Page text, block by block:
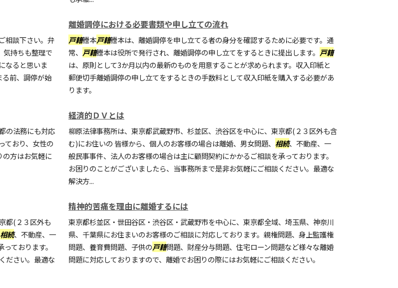
相談下さい。弁
気持ちも整理で
なると思いま
る前、調停が始
離婚調停における必要書類や申し立ての流れ
戸籍謄本戸籍謄本は、離婚調停を申し立てる者の身分を確認するために必要です。通
常、 戸籍謄本は役所で発行され、離婚調停の申し立てをするときに提出します。 戸籍
は、原則として3か月以内の最新のものを用意することが求められます。収入印紙と
郵便切手離婚調停の申し立てをするときの手数料として収入印紙を購入する必要があ
ります。
の法務にも対応
ており、女性の
の方はお気軽に
経済的ＤＶとは
柳原法律事務所は、東京都武蔵野市、杉並区、渋谷区を中心に、東京都(２３区外も含
む)にお住いの 皆様から、個人のお客様の場合は離婚、男女問題、 相続、不動産、一
般民事事件、法人のお客様の場合は主に顧問契約にかかるご相談を承っております。
お困りのことがございましたら、当事務所まで是非お気軽にご相談ください。最適な
解決方...
都(２３区外も
相続、不動産、一
ております。
ださい。最適な
精神的苦痛を理由に離婚するには
東京都杉並区・世田谷区・渋谷区・武蔵野市を中心に、東京都全域、埼玉県、神奈川
県、千葉県にお住まいのお客様のご相談に対応しております。親権問題、身上監護権
問題、養育費問題、子供の戸籍問題、財産分与問題、住宅ローン問題など様々な離婚
問題に対応しておりますので、離婚でお困りの際にはお気軽にご相談ください。